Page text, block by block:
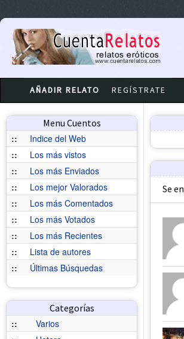
AÑADIR RELATO REGÍSTRATE
Menu Cuentos
::
Indice del Web
::
Los más vistos
::
Los más Enviados
::
Los mejor Valorados
::
Los más Comentados
::
Los más Votados
::
Los más Recientes
::
Lista de autores
::
Últimas Búsquedas
Categorías
::
Varios
Se